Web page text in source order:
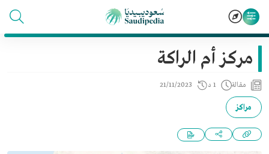
مركز أم الراكة
مقالة 1 د 21/11/2023
مراكز